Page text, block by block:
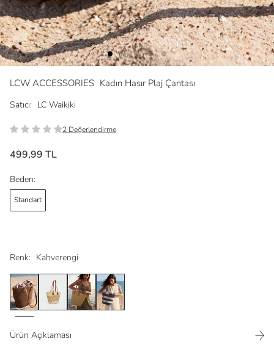
LCW ACCESSORIES Kadın Hasır Plaj Çantası
Satıcı: LC Waikiki
2 Değerlendirme
499,99 TL
Renk: Kahverengi
Beden:
Standart
Ürün Açıklaması